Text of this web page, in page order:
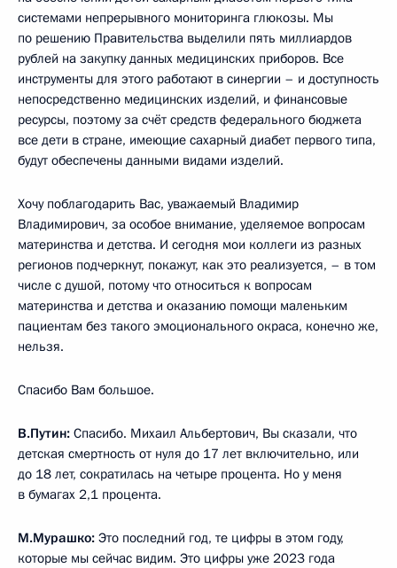
системами непрерывного мониторинга глюкозы. Мы
по решению Правительства выделили пять миллиардов
рублей на закупку данных медицинских приборов. Все
инструменты для этого работают в синергии – и доступность
непосредственно медицинских изделий, и финансовые
ресурсы, поэтому за счёт средств федерального бюджета
все дети в стране, имеющие сахарный диабет первого типа,
будут обеспечены данными видами изделий.
Хочу поблагодарить Вас, уважаемый Владимир
Владимирович, за особое внимание, уделяемое вопросам
материнства и детства. И сегодня мои коллеги из разных
регионов подчеркнут, покажут, как это реализуется, – в том
числе с душой, потому что относиться к вопросам
материнства и детства и оказанию помощи маленьким
пациентам без такого эмоционального окраса, конечно же,
нельзя.
Спасибо Вам большое.
В.Путин: Спасибо. Михаил Альбертович, Вы сказали, что
детская смертность от нуля до 17 лет включительно, или
до 18 лет, сократилась на четыре процента. Но у меня
в бумагах 2,1 процента.
М.Мурашко: Это последний год, те цифры в этом году,
которые мы сейчас видим. Это цифры уже 2023 года